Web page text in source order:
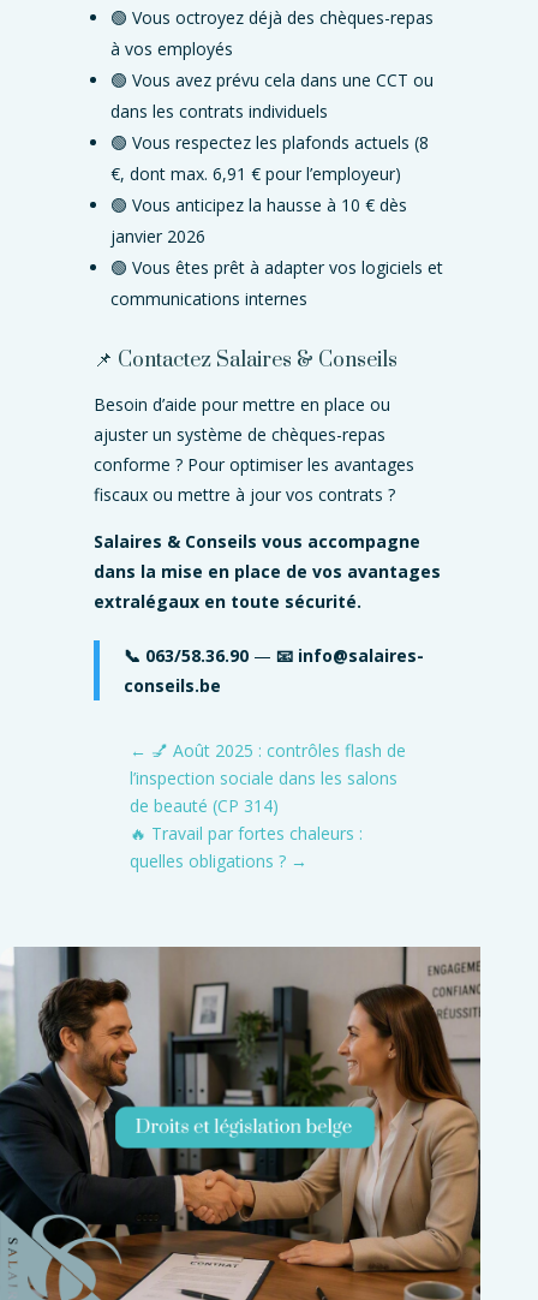
🟢 Vous octroyez déjà des chèques-repas
à vos employés
🟢 Vous avez prévu cela dans une CCT ou
dans les contrats individuels
🟢 Vous respectez les plafonds actuels (8
€, dont max. 6,91 € pour l’employeur)
🟢 Vous anticipez la hausse à 10 € dès
janvier 2026
🟢 Vous êtes prêt à adapter vos logiciels et
communications internes
📌 Contactez Salaires & Conseils
Besoin d’aide pour mettre en place ou
ajuster un système de chèques-repas
conforme ? Pour optimiser les avantages
fiscaux ou mettre à jour vos contrats ?
Salaires & Conseils vous accompagne
dans la mise en place de vos avantages
extralégaux en toute sécurité.
📞 063/58.36.90 —📧 info@salaires-
conseils.be
← 💅 Août 2025 : contrôles flash de
l’inspection sociale dans les salons
de beauté (CP 314)
🔥 Travail par fortes chaleurs :
quelles obligations ?→